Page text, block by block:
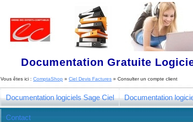
Documentation Gratuite
Vous êtes ici : ComptaShop » Ciel Devis Factures » Consulter un compte client
Documentation logiciels Sage Ciel Documentation
Contact